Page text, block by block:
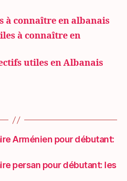
à connaître en albanais
à connaître en
utiles en Albanais
Arménien pour débutant:
persan pour débutant: les